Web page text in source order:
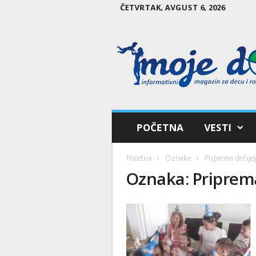
ČETVRTAK, AVGUST 6, 2026
o
POČETNA VESTI
Početna Oznake Priprema
Oznaka: